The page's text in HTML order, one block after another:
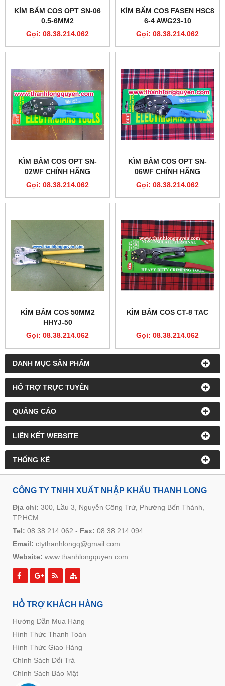
DANH MỤC SẢN PHẨM
HỔ TRỢ TRỰC TUYẾN
QUẢNG CÁO
LIÊN KẾT WEBSITE
THỐNG KÊ
KÌM BẤM COS OPT SN-06
0.5-6MM2
Gọi: 08.38.214.062
KÌM BẤM COS FASEN HSC8
6-4 AWG23-10
Gọi: 08.38.214.062
KÌM BẤM COS OPT SN-
02WF CHÍNH HÃNG
Gọi: 08.38.214.062
KÌM BẤM COS OPT SN-
06WF CHÍNH HÃNG
Gọi: 08.38.214.062
KÌM BẤM COS 50MM2
HHYJ-50
Gọi: 08.38.214.062
KÌM BẤM COS CT-8 TAC
Gọi: 08.38.214.062
CÔNG TY TNHH XUẤT NHẬP KHẨU THANH LONG
Địa chỉ: 300, Lầu 3, Nguyễn Công Trứ, Phường Bến Thành,
TP.HCM
Tel: 08.38.214.062 - Fax: 08.38.214.094
Email: ctythanhlongq@gmail.com
Website: www.thanhlongquyen.com
HỖ TRỢ KHÁCH HÀNG
Hướng Dẫn Mua Hàng
Hình Thức Thanh Toán
Hình Thức Giao Hàng
Chính Sách Đổi Trả
Chính Sách Bảo Mật